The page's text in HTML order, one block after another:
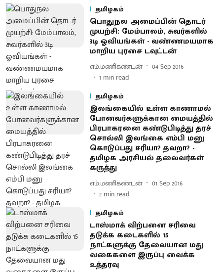
தமிழகம்
பொதுநல அமைப்பின் தொடர்
முயற்சி : மேம்பாலம், சுவர்களில்
3டி ஓவியங்கள் - வண்ணமயமாக
மாறிய புரசை டவுட்டன்
எம்.மணிகண்டன்
04 Sep 2016
1 min read
தமிழகம்
இலங்கையில் உள்ள காணாமல்
போனவர்களுக்கான மையத்தில்
பிரபாகரனை கண்டுபிடித்து தரச்
சொல்லி இலங்கை எம்பி மனு
கொடுப்பது சரியா? தவறா? -
தமிழக அரசியல் தலைவர்கள்
கருத்து
எம்.மணிகண்டன்
01 Sep 2016
2 min read
தமிழகம்
டாஸ்மாக் விற்பனை சரிவை
தடுக்க கடைகளில் 15
நாட்களுக்கு தேவையான மது
வகைகளை இருப்பு வைக்க
உத்தரவு